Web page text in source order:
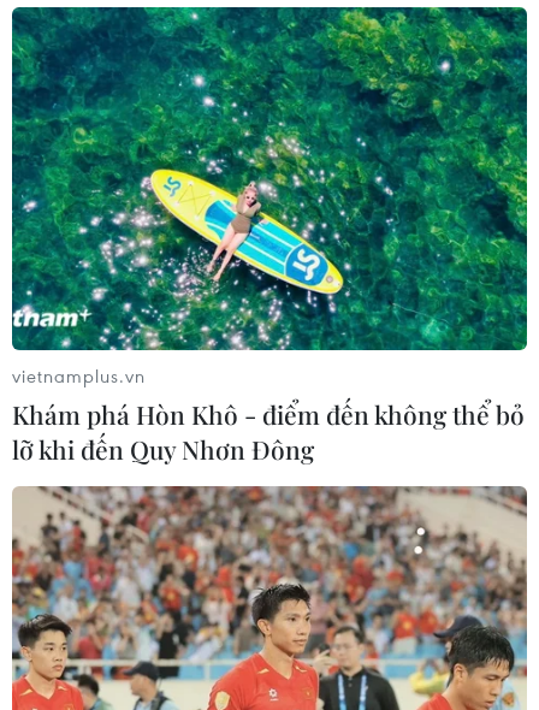
TIN CÙNG CHUYÊN MỤC
vietnamplus.vn
Khám phá Hòn Khô - điểm đến không thể bỏ
lỡ khi đến Quy Nhơn Đông